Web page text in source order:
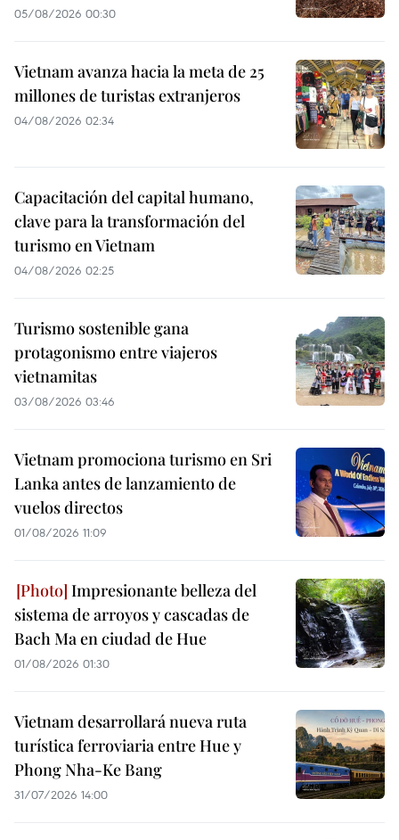
05/08/2026 00:30
Vietnam avanza hacia la meta de 25
millones de turistas extranjeros
04/08/2026 02:34
Capacitación del capital humano,
clave para la transformación del
turismo en Vietnam
04/08/2026 02:25
Turismo sostenible gana
protagonismo entre viajeros
vietnamitas
03/08/2026 03:46
Vietnam promociona turismo en Sri
Lanka antes de lanzamiento de
vuelos directos
01/08/2026 11:09
Impresionante belleza del
sistema de arroyos y cascadas de
Bach Ma en ciudad de Hue
01/08/2026 01:30
Vietnam desarrollará nueva ruta
turística ferroviaria entre Hue y
Phong Nha-Ke Bang
31/07/2026 14:00